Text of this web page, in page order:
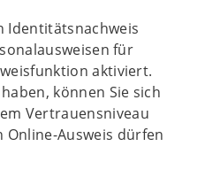
Identitätsnachweis
für
aktiviert.
können Sie sich
Vertrauensniveau
Ausweis dürfen